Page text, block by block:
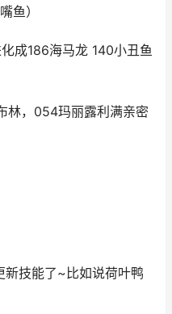
鱼）
成186海马龙 140小丑鱼
林，054玛丽露利满亲密
新技能了~比如说荷叶鸭